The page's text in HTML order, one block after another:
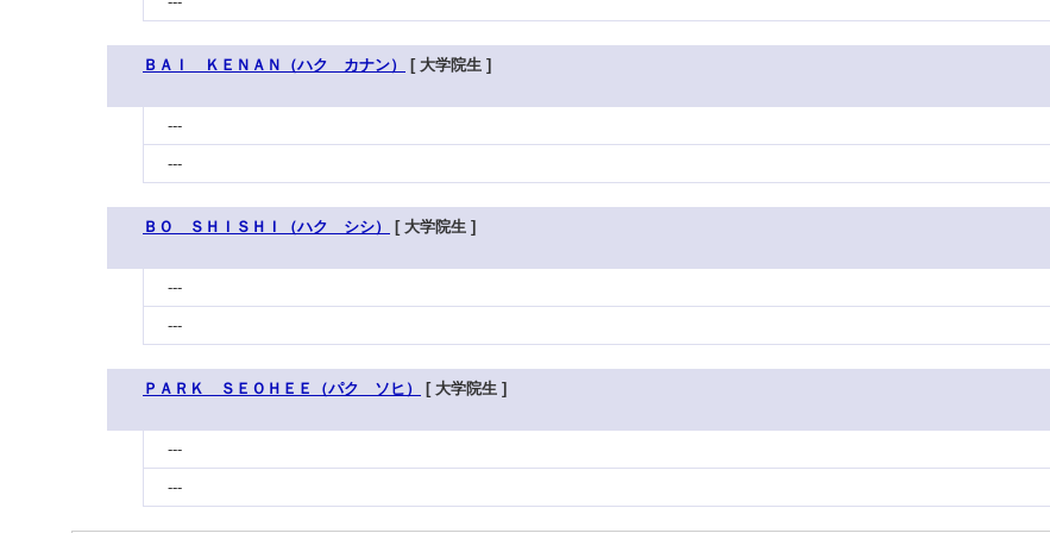
ＢＡＩ ＫＥＮＡＮ（ハク カナン） [ 大学院生 ]
---
---
ＢＯ ＳＨＩＳＨＩ（ハク シシ） [ 大学院生 ]
---
---
ＰＡＲＫ ＳＥＯＨＥＥ（パク ソヒ） [ 大学院生 ]
---
---